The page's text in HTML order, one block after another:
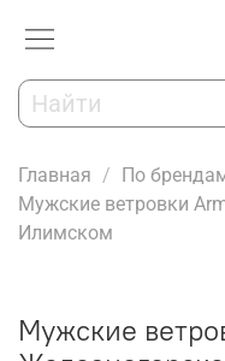
Главная По
Мужские ветровки
Илимском
Мужские